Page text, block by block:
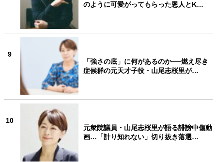
のように可愛がってもらった恩人とK…
9
「強さの底」に何があるのか──燃え尽き
症候群の元天才子役・山尾志桜里が…
10
元衆院議員・山尾志桜里が語る誹謗中傷動
画…「計り知れない」切り抜き落選…